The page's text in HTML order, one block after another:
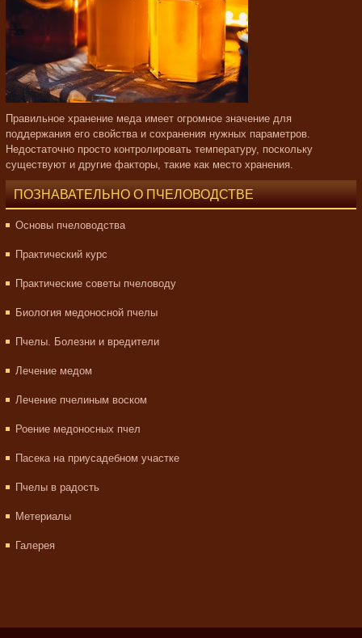
Правильное хранение меда имеет огромное значение для
поддержания его свойства и сохранения нужных параметров.
Недостаточно просто контролировать температуру, поскольку
существуют и другие факторы, такие как место хранения.
ПОЗНАВАТЕЛЬНО О ПЧЕЛОВОДСТВЕ
Основы пчеловодства
Практический курс
Практические советы пчеловоду
Биология медоносной пчелы
Пчелы. Болезни и вредители
Лечение медом
Лечение пчелиным воском
Роение медоносных пчел
Пасека на приусадебном участке
Пчелы в радость
Метериалы
Галерея